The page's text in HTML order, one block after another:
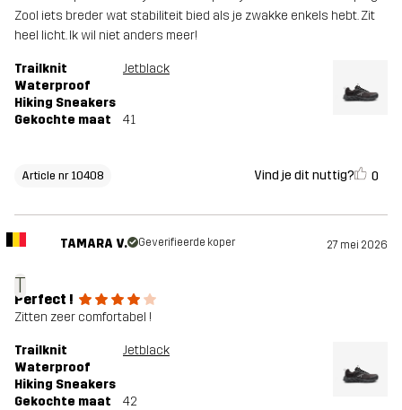
Zool iets breder wat stabiliteit bied als je zwakke enkels hebt. Zit
heel licht. Ik wil niet anders meer!
Trailknit
Waterproof
Hiking Sneakers
Jetblack
Gekochte maat 41
Article nr 10408 Vind je dit nuttig? 0
T
TAMARA V. Geverifieerde koper 27 mei 2026
Perfect !
Zitten zeer comfortabel !
Trailknit
Waterproof
Hiking Sneakers
Jetblack
Gekochte maat 42